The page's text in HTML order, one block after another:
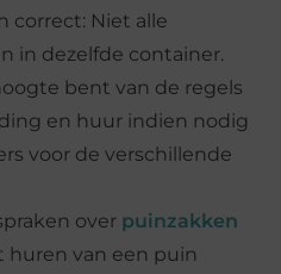
correct: Niet alle
in dezelfde container.
bent van de regels
en huur indien nodig
voor de verschillende
over puinzakken
huren van een puin